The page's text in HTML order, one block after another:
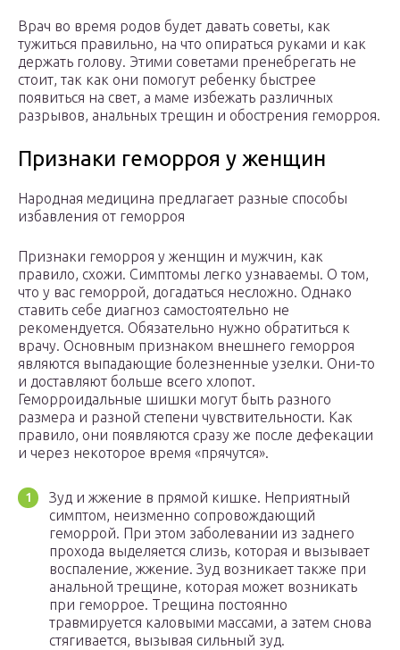
Врач во время родов будет давать советы, как
тужиться правильно, на что опираться руками и как
держать голову. Этими советами пренебрегать не
стоит, так как они помогут ребенку быстрее
появиться на свет, а маме избежать различных
разрывов, анальных трещин и обострения геморроя.
Признаки геморроя у женщин
Народная медицина предлагает разные способы
избавления от геморроя
Признаки геморроя у женщин и мужчин, как
правило, схожи. Симптомы легко узнаваемы. О том,
что у вас геморрой, догадаться несложно. Однако
ставить себе диагноз самостоятельно не
рекомендуется. Обязательно нужно обратиться к
врачу. Основным признаком внешнего геморроя
являются выпадающие болезненные узелки. Они-то
и доставляют больше всего хлопот.
Геморроидальные шишки могут быть разного
размера и разной степени чувствительности. Как
правило, они появляются сразу же после дефекации
и через некоторое время «прячутся».
Зуд и жжение в прямой кишке. Неприятный
симптом, неизменно сопровождающий
геморрой. При этом заболевании из заднего
прохода выделяется слизь, которая и вызывает
воспаление, жжение. Зуд возникает также при
анальной трещине, которая может возникать
при геморрое. Трещина постоянно
травмируется каловыми массами, а затем снова
стягивается, вызывая сильный зуд.